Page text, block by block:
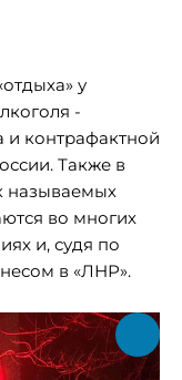
у
-
контрафактной
Также в
называемых
во многих
и, судя по
в «ЛНР».